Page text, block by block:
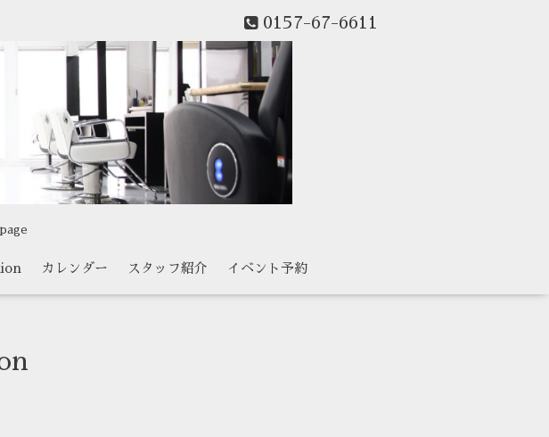
0157-67-6611
カレンダー スタッフ紹介 イベント予約